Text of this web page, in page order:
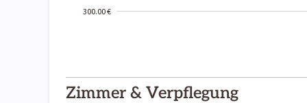
300.00 €
01-02
Zimmer & Verpflegung